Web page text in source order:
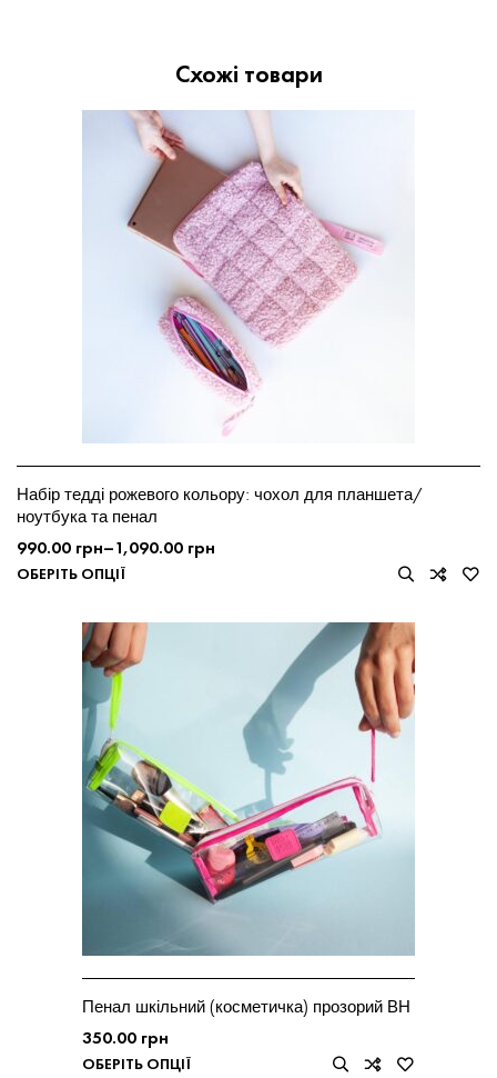
Схожі товари
Набір тедді рожевого кольору: чохол для планшета/
ноутбука та пенал
990.00 грн–1,090.00 грн
ОБЕРІТЬ ОПЦІЇ
Пенал шкільний (косметичка) прозорий ВН
350.00 грн
ОБЕРІТЬ ОПЦІЇ